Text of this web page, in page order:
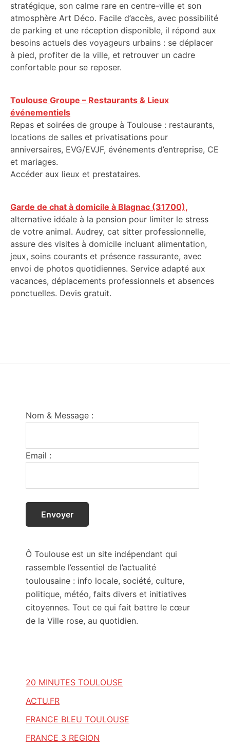
stratégique, son calme rare en centre-ville et son
atmosphère Art Déco. Facile d’accès, avec possibilité
de parking et une réception disponible, il répond aux
besoins actuels des voyageurs urbains : se déplacer
à pied, profiter de la ville, et retrouver un cadre
confortable pour se reposer.
Toulouse Groupe – Restaurants & Lieux
événementiels
Repas et soirées de groupe à Toulouse : restaurants,
locations de salles et privatisations pour
anniversaires, EVG/EVJF, événements d’entreprise, CE
et mariages.
Accéder aux lieux et prestataires.
Garde de chat à domicile à Blagnac (31700),
alternative idéale à la pension pour limiter le stress
de votre animal. Audrey, cat sitter professionnelle,
assure des visites à domicile incluant alimentation,
jeux, soins courants et présence rassurante, avec
envoi de photos quotidiennes. Service adapté aux
vacances, déplacements professionnels et absences
ponctuelles. Devis gratuit.
Nom & Message :
Email :
Ô Toulouse est un site indépendant qui
rassemble l’essentiel de l’actualité
toulousaine : info locale, société, culture,
politique, météo, faits divers et initiatives
citoyennes. Tout ce qui fait battre le cœur
de la Ville rose, au quotidien.
20 MINUTES TOULOUSE
ACTU.FR
FRANCE BLEU TOULOUSE
FRANCE 3 REGION